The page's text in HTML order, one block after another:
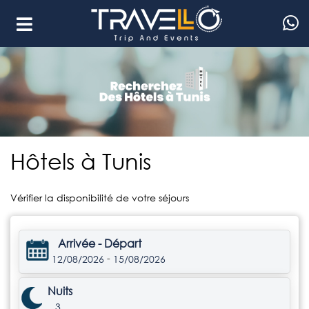
Hôtels à Tunis
Vérifier la disponibilité de votre séjours
Arrivée - Départ
12/08/2026 - 15/08/2026
Nuits